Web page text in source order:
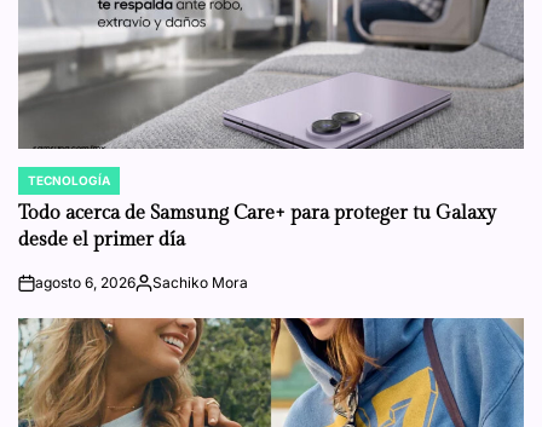
POSTED
IN
TECNOLOGÍA
Todo acerca de Samsung Care+ para proteger tu Galaxy
desde el primer día
onagosto 6, 2026Posted
Sachiko Mora